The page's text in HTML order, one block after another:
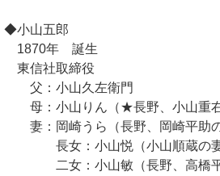
◆小山五郎
1870年 誕生
東信社取締役
父：小山久左衛門
母：小山りん（★長野、小山重右
妻：岡崎うら（長野、岡崎平助の
長女：小山悦（小山順蔵の妻
二女：小山敏（長野、高橋平